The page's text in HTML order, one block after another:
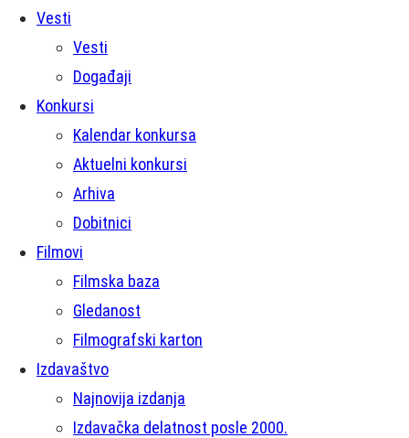
Vesti
Vesti
Događaji
Konkursi
Kalendar konkursa
Aktuelni konkursi
Arhiva
Dobitnici
Filmovi
Filmska baza
Gledanost
Filmografski karton
Izdavaštvo
Najnovija izdanja
Izdavačka delatnost posle 2000.